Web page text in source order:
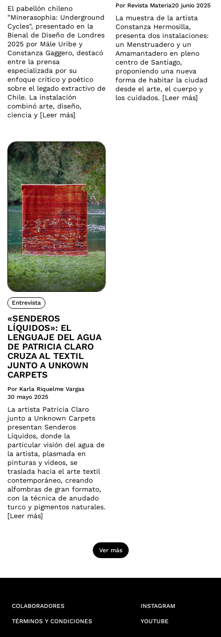
El pabellón chileno
"Minerasophia: Underground
Cycles", presentado en la
Bienal de Diseño de Londres
2025 por Mále Uribe y
Constanza Gaggero, destacó
entre la prensa
especializada por su
enfoque crítico y poético
sobre el legado extractivo de
Chile. La instalación
combinó arte, diseño,
ciencia y [Leer más]
Por Revista Materia20 junio 2025
La muestra de la artista
Constanza Hermosilla,
presenta dos instalaciones:
un Menstruadero y un
Amamantadero en pleno
centro de Santiago,
proponiendo una nueva
forma de habitar la ciudad
desde el arte, el cuerpo y
los cuidados. [Leer más]
Entrevista
«SENDEROS
LÍQUIDOS»: EL
LENGUAJE DEL AGUA
DE PATRICIA CLARO
CRUZA AL TEXTIL
JUNTO A UNKOWN
CARPETS
Por Karla Riquelme Vargas
30 mayo 2025
La artista Patricia Claro
junto a Unknown Carpets
presentan Senderos
Líquidos, donde la
particular visión del agua de
la artista, plasmada en
pinturas y videos, se
traslada hacia el arte textil
contemporáneo, creando
alfombras de gran formato,
con la técnica de anudado
turco y pigmentos naturales.
[Leer más]
Ver más
COLABORADORES
TÉRMINOS Y CONDICIONES
INSTAGRAM
YOUTUBE